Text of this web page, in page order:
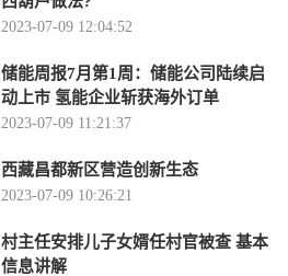
2023-07-09 12:04:52
储能周报7月第1周：储能公司陆续启
动上市 氢能企业斩获海外订单
2023-07-09 11:21:37
西藏昌都新区营造创新生态
2023-07-09 10:26:21
村主任安排儿子女婿任村官被查 基本
信息讲解